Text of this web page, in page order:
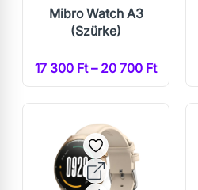
Mibro Watch A3
(Szürke)
17 300 Ft – 20 700 Ft